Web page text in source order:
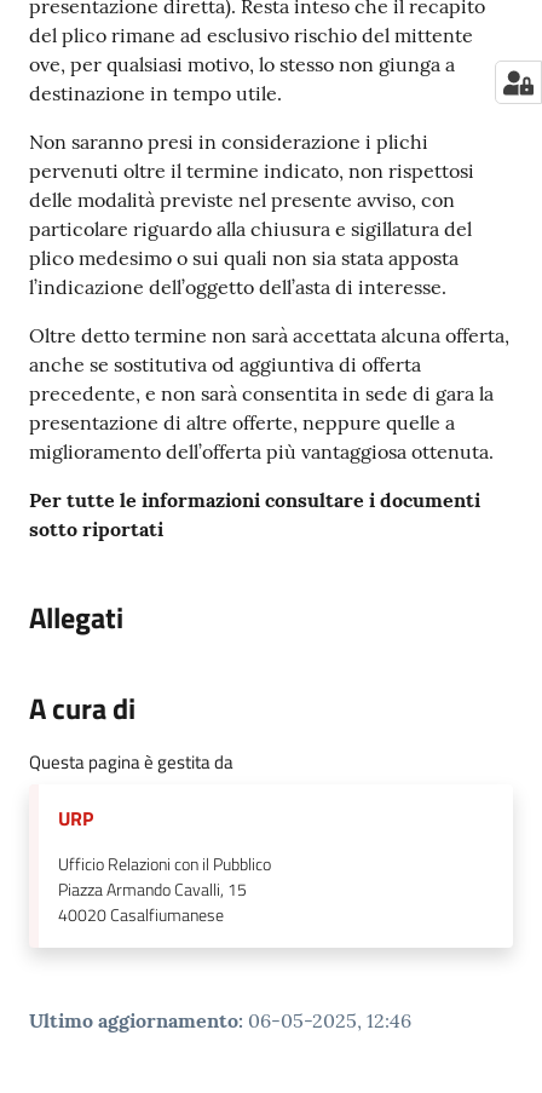
presentazione diretta). Resta inteso che il recapito
del plico rimane ad esclusivo rischio del mittente
ove, per qualsiasi motivo, lo stesso non giunga a
destinazione in tempo utile.
Non saranno presi in considerazione i plichi
pervenuti oltre il termine indicato, non rispettosi
delle modalità previste nel presente avviso, con
particolare riguardo alla chiusura e sigillatura del
plico medesimo o sui quali non sia stata apposta
l’indicazione dell’oggetto dell’asta di interesse.
Oltre detto termine non sarà accettata alcuna offerta,
anche se sostitutiva od aggiuntiva di offerta
precedente, e non sarà consentita in sede di gara la
presentazione di altre offerte, neppure quelle a
miglioramento dell’offerta più vantaggiosa ottenuta.
Per tutte le informazioni consultare i documenti
sotto riportati
Allegati
A cura di
Questa pagina è gestita da
URP
Ufficio Relazioni con il Pubblico
Piazza Armando Cavalli, 15
40020Casalfiumanese
Ultimo aggiornamento: 06-05-2025, 12:46